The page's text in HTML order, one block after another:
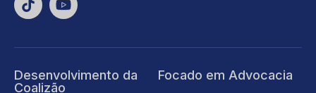
Desenvolvimento da
Coalizão
Focado em Advocacia